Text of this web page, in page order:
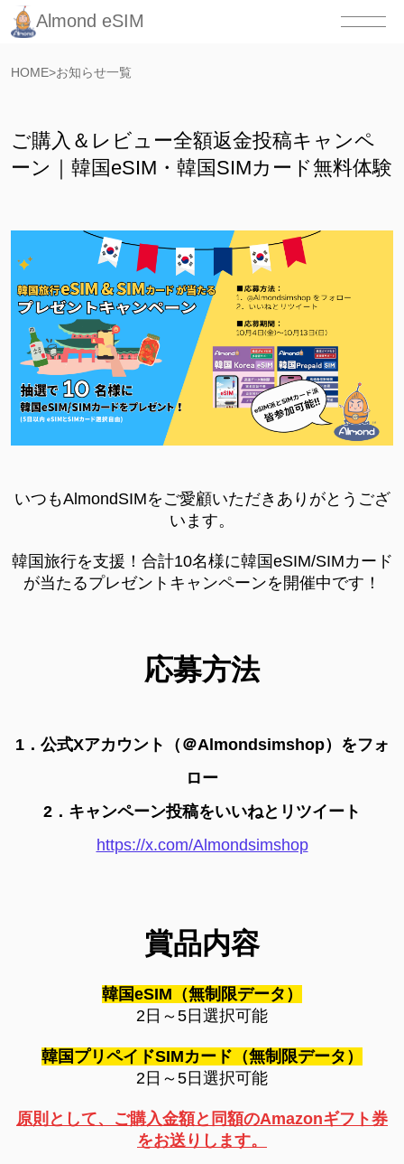
Almond eSIM
HOME>お知らせ一覧
ご購入＆レビュー全額返金投稿キャンペ
ーン｜韓国eSIM・韓国SIMカード無料体験
いつもAlmondSIMをご愛顧いただきありがとうござ
います。
韓国旅行を支援！合計10名様に韓国eSIM/SIMカード
が当たるプレゼントキャンペーンを開催中です！
応募方法
1．公式Xアカウント（＠Almondsimshop）をフォ
ロー
2．キャンペーン投稿をいいねとリツイート
https://x.com/Almondsimshop
賞品内容
韓国eSIM（無制限データ）
2日～5日選択可能
韓国プリペイドSIMカード（無制限データ）
2日～5日選択可能
原則として、 ご購入金額と同額のAmazonギフト券
をお送りします。